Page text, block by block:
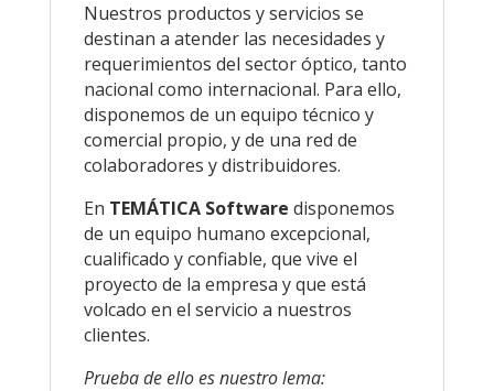
Nuestros productos y servicios se
destinan a atender las necesidades y
requerimientos del sector óptico, tanto
nacional como internacional. Para ello,
disponemos de un equipo técnico y
comercial propio, y de una red de
colaboradores y distribuidores.
En TEMÁTICA Software disponemos
de un equipo humano excepcional,
cualificado y confiable, que vive el
proyecto de la empresa y que está
volcado en el servicio a nuestros
clientes.
Prueba de ello es nuestro lema: